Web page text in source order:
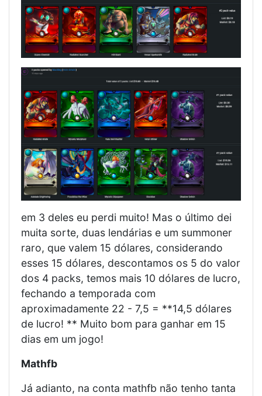
em 3 deles eu perdi muito! Mas o último dei
muita sorte, duas lendárias e um summoner
raro, que valem 15 dólares, considerando
esses 15 dólares, descontamos os 5 do valor
dos 4 packs, temos mais 10 dólares de lucro,
fechando a temporada com
aproximadamente 22 - 7,5 = **14,5 dólares
de lucro! ** Muito bom para ganhar em 15
dias em um jogo!
Mathfb
Já adianto, na conta mathfb não tenho tanta